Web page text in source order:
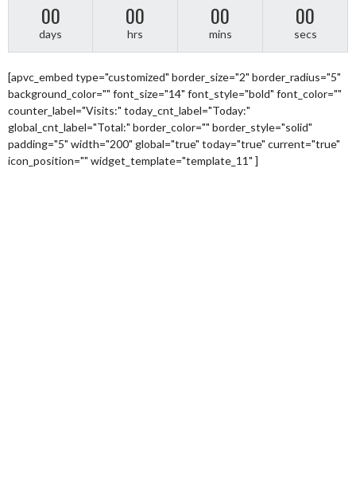
00
days
00
hrs
00
mins
00
secs
[apvc_embed type="customized" border_size="2" border_radius="5"
background_color="" font_size="14" font_style="bold" font_color=""
counter_label="Visits:" today_cnt_label="Today:"
global_cnt_label="Total:" border_color="" border_style="solid"
padding="5" width="200" global="true" today="true" current="true"
icon_position="" widget_template="template_11" ]